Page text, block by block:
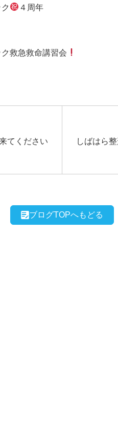
４周年
救急救命講習会
てください
しばはら
ブログTOPへもどる